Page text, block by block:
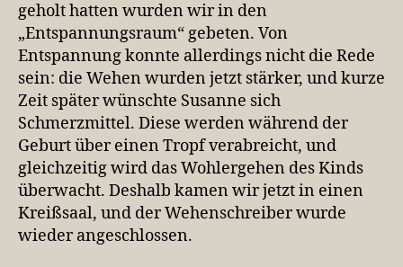
geholt hatten wurden wir in den
„Entspannungsraum“ gebeten. Von
Entspannung konnte allerdings nicht die Rede
sein: die Wehen wurden jetzt stärker, und kurze
Zeit später wünschte Susanne sich
Schmerzmittel. Diese werden während der
Geburt über einen Tropf verabreicht, und
gleichzeitig wird das Wohlergehen des Kinds
überwacht. Deshalb kamen wir jetzt in einen
Kreißsaal, und der Wehenschreiber wurde
wieder angeschlossen.